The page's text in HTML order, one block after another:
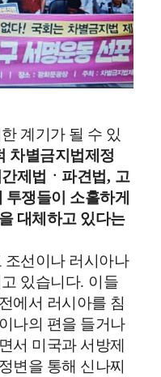
계기가 될 수 있
차별금지법제정
제법ㆍ파견법, 고
쟁들이 소홀하게
대체하고 있다는
조선이나 러시아나
있습니다. 이들
에서 러시아를 침
나의 편을 들거나
서 미국과 서방제
변을 통해 신나찌